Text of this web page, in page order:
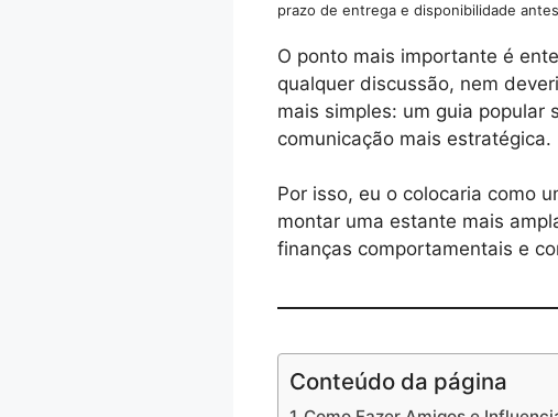
prazo de entrega e disponibilidade
O ponto mais importante é
qualquer discussão, nem
mais simples: um guia
comunicação mais estratégica.
Por isso, eu o colocaria como
montar uma estante mais
finanças comportamentais e
Conteúdo da página